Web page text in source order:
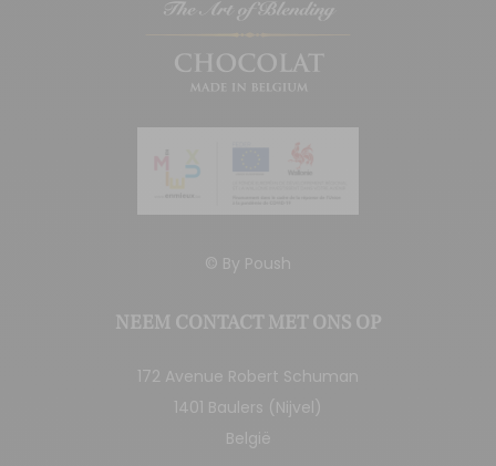
© By Poush
NEEM CONTACT MET ONS OP
172 Avenue Robert Schuman
1401 Baulers (Nijvel)
België